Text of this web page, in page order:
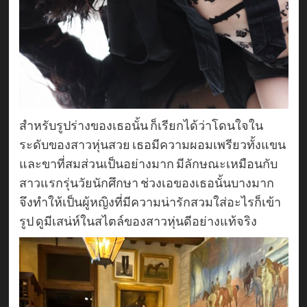
สำหรับรูปร่างของเธอนั้น ก็เรียกได้ว่าโดนใจใน
ระดับของสาวหุ่นสวย เธอมีความผอมเพรียวทั้งแขน
และขาที่สมส่วนเป็นอย่างมาก มีลักษณะเหมือนกับ
สาวแรกรุ่นวัยนักศึกษา ช่วงเอของเธอนั้นบางมาก
จึงทำให้เป็นผู้หญิงที่มีความน่ารักสวมใส่อะไรก็เข้า
รูป ดูมีเสน่ห์ในสไตล์ของสาวหุ่นดีอย่างแท้จริง